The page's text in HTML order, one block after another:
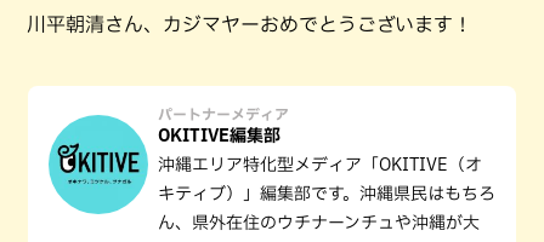
川平朝清さん、カジマヤーおめでとうございます！
パートナーメディア
OKITIVE編集部
沖縄エリア特化型メディア「OKITIVE（オ
キティブ）」編集部です。沖縄県民はもちろ
ん、県外在住のウチナーンチュや沖縄が大